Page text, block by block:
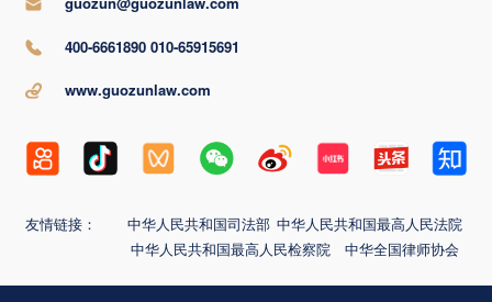
400-6661890 010-65915691
www.guozunlaw.com
友情链接： 中华人民共和国司法部 中华人民共和国最高人民法院
中华人民共和国最高人民检察院
中华全国律师协会